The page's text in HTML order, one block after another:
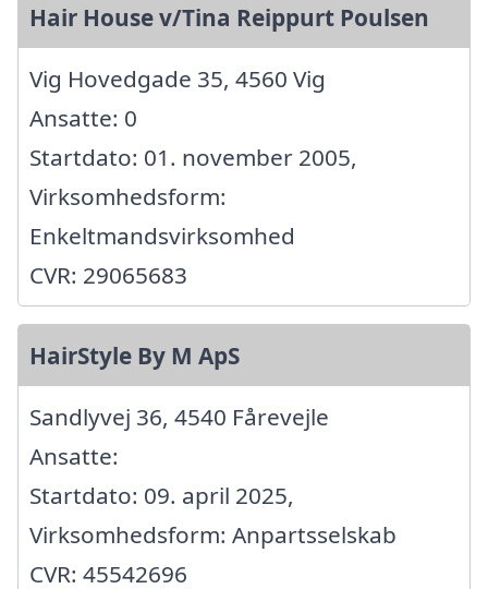
Hair House v/Tina Reippurt Poulsen
Vig Hovedgade 35, 4560 Vig
Ansatte: 0
Startdato: 01. november 2005,
Virksomhedsform:
Enkeltmandsvirksomhed
CVR: 29065683
HairStyle By M ApS
Sandlyvej 36, 4540 Fårevejle
Ansatte:
Startdato: 09. april 2025,
Virksomhedsform: Anpartsselskab
CVR: 45542696